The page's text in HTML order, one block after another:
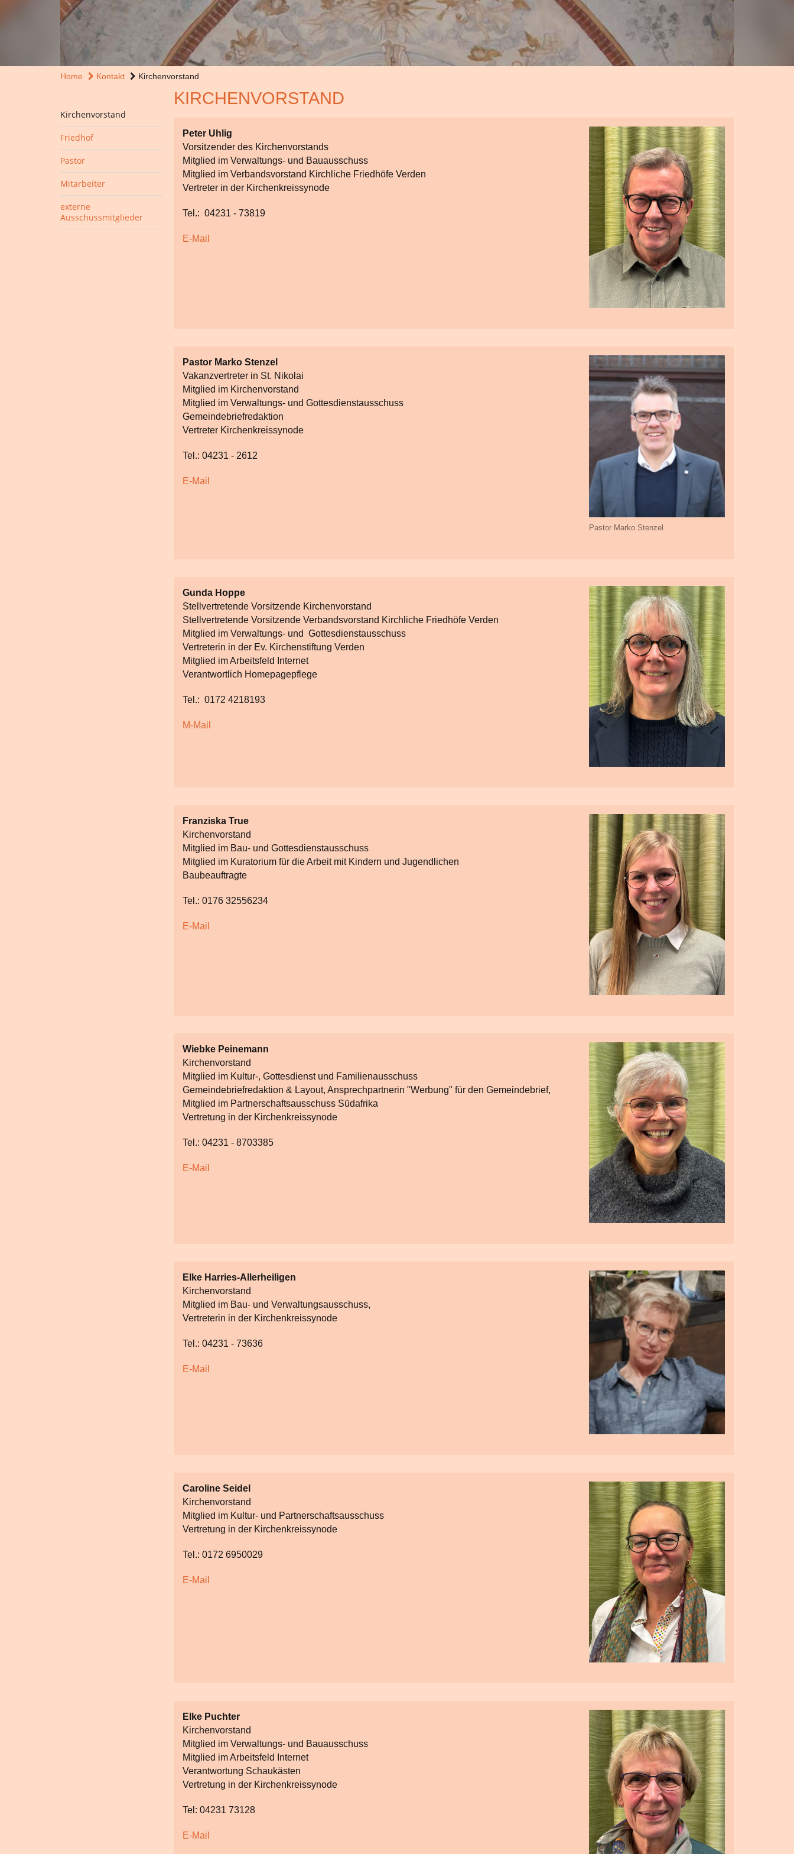
Home Kontakt Kirchenvorstand
Kirchenvorstand
Friedhof
Pastor
Mitarbeiter
externe
Ausschussmitglieder
KIRCHENVORSTAND
Peter Uhlig
Vorsitzender des Kirchenvorstands
Mitglied im Verwaltungs- und Bauausschuss
Mitglied im Verbandsvorstand Kirchliche Friedhöfe Verden
Vertreter in der Kirchenkreissynode
Tel.: 04231 - 73819
E-Mail
Pastor Marko Stenzel
Pastor Marko Stenzel
Vakanzvertreter in St. Nikolai
Mitglied im Kirchenvorstand
Mitglied im Verwaltungs- und Gottesdienstausschuss
Gemeindebriefredaktion
Vertreter Kirchenkreissynode
Tel.: 04231 - 2612
E-Mail
Gunda Hoppe
Stellvertretende Vorsitzende Kirchenvorstand
Stellvertretende Vorsitzende Verbandsvorstand Kirchliche Friedhöfe Verden
Mitglied im Verwaltungs- und Gottesdienstausschuss
Vertreterin in der Ev. Kirchenstiftung Verden
Mitglied im Arbeitsfeld Internet
Verantwortlich Homepagepflege
Tel.: 0172 4218193
M-Mail
Franziska True
Kirchenvorstand
Mitglied im Bau- und Gottesdienstausschuss
Mitglied im Kuratorium für die Arbeit mit Kindern und Jugendlichen
Baubeauftragte
Tel.: 0176 32556234
E-Mail
Wiebke Peinemann
Kirchenvorstand
Mitglied im Kultur-, Gottesdienst und Familienausschuss
Gemeindebriefredaktion & Layout, Ansprechpartnerin "Werbung" für den Gemeindebrief,
Mitglied im Partnerschaftsausschuss Südafrika
Vertretung in der Kirchenkreissynode
Tel.: 04231 - 8703385
E-Mail
Elke Harries-Allerheiligen
Kirchenvorstand
Mitglied im Bau- und Verwaltungsausschuss,
Vertreterin in der Kirchenkreissynode
Tel.: 04231 - 73636
E-Mail
Caroline Seidel
Kirchenvorstand
Mitglied im Kultur- und Partnerschaftsausschuss
Vertretung in der Kirchenkreissynode
Tel.: 0172 6950029
E-Mail
Elke Puchter
Kirchenvorstand
Mitglied im Verwaltungs- und Bauausschuss
Mitglied im Arbeitsfeld Internet
Verantwortung Schaukästen
Vertretung in der Kirchenkreissynode
Tel: 04231 73128
E-Mail